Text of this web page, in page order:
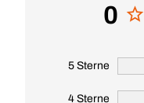
0
5 Sterne
4 Sterne